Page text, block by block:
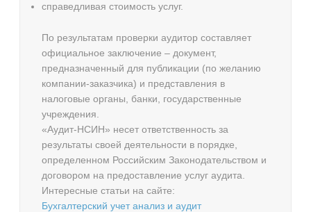
справедливая стоимость услуг.
По результатам проверки аудитор составляет
официальное заключение – документ,
предназначенный для публикации (по желанию
компании-заказчика) и представления в
налоговые органы, банки, государственные
учреждения.
«Аудит-НСИН» несет ответственность за
результаты своей деятельности в порядке,
определенном Российским Законодательством и
договором на предоставление услуг аудита.
Интересные статьи на сайте:
Бухгалтерский учет анализ и аудит